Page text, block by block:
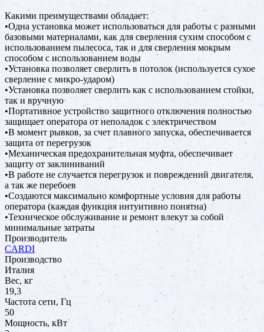
Какими преимуществами обладает:
•Одна установка может использоваться для работы с разными
базовыми материалами, как для сверления сухим способом с
использованием пылесоса, так и для сверления мокрым
способом с использованием воды
•Установка позволяет сверлить в потолок (используется сухое
сверление с микро-ударом)
•Установка позволяет сверлить как с использованием стойки,
так и вручную
•Портативное устройство защитного отключения полностью
защищает оператора от неполадок с электричеством
•В момент рывков, за счет плавного запуска, обеспечивается
защита от перегрузок
•Механическая предохранительная муфта, обеспечивает
защиту от заклиниваний
•В работе не случается перегрузок и повреждений двигателя,
а так же перебоев
•Создаются максимально комфортные условия для работы
оператора (каждая функция интуитивно понятна)
•Техническое обслуживание и ремонт влекут за собой
минимальные затраты
Производитель
CARDI
Производство
Италия
Вес, кг
19,3
Частота сети, Гц
50
Мощность, кВт